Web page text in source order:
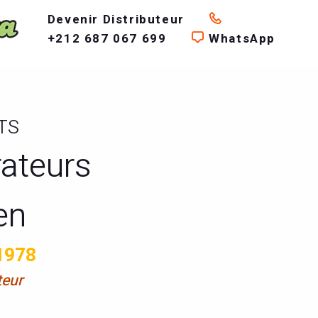
Devenir Distributeur
+212 687 067 699
WhatsApp